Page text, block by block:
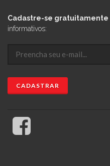
Cadastre-se gratuitamente
informativos: